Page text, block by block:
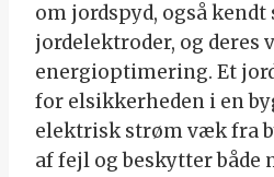
om jordspyd, også kendt
jordelektroder, og deres
energioptimering. Et
for elsikkerheden i en
elektrisk strøm væk fra
af fejl og beskytter både